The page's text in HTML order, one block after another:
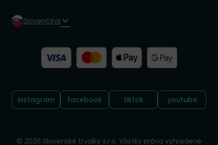
Slovenčina
Sledujte nás:
instagram facebook tiktok youtube
© 2026 Slovenské trvalky s.r.o. Všetky práva vyhradené